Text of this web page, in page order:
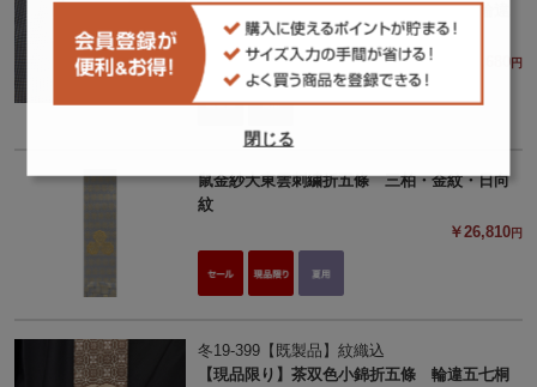
【現品限り】青磁金紗飛箔雲入折五條 輪違
五七桐紋
￥26,680円
鼠金紗大東雲刺繍折五條 三柏・金紋・日向
紋
￥26,810円
冬19-399【既製品】紋織込
【現品限り】茶双色小錦折五條 輪違五七桐
閉じる